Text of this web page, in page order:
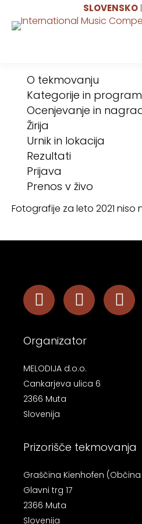
SLOVENSKO |
Fotografije za leto 2021 niso
O tekmovanju
Kategorije in program
Ocenjevanje in
Žirija
Urnik in lokacija
Rezultati
Prijava
Prenos v živo
Organizator
MELODIJA d.o.o.
Cankarjeva ulica 6
2366 Muta
Slovenija
Prizorišče tekmovanja
Graščina Kienhofen
Glavni trg 17
2366 Muta
Slovenija